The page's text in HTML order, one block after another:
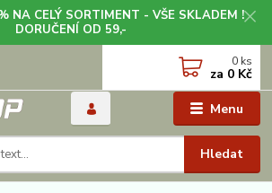
NA CELÝ SORTIMENT - VŠE SKLADEM !
DORUČENÍ OD 59,-
Menu
Hledat
0 ks
za 0 Kč